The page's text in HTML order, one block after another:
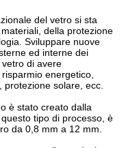
del vetro si sta
della protezione
Sviluppare nuove
ed interne dei
di avere
energetico,
solare, ecc.
è stato creato dalla
tipo di processo, è
da 0,8 mm a 12 mm.